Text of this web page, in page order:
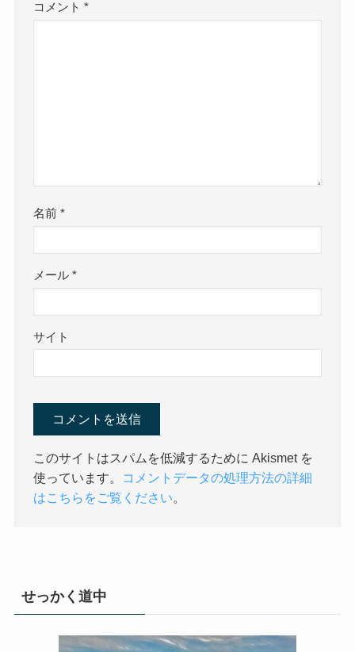
コメント*
名前*
メール*
サイト
このサイトはスパムを低減するために Akismet を
使っています。
コメントデータの処理方法の詳細
はこちらをご覧ください。
せっかく道中